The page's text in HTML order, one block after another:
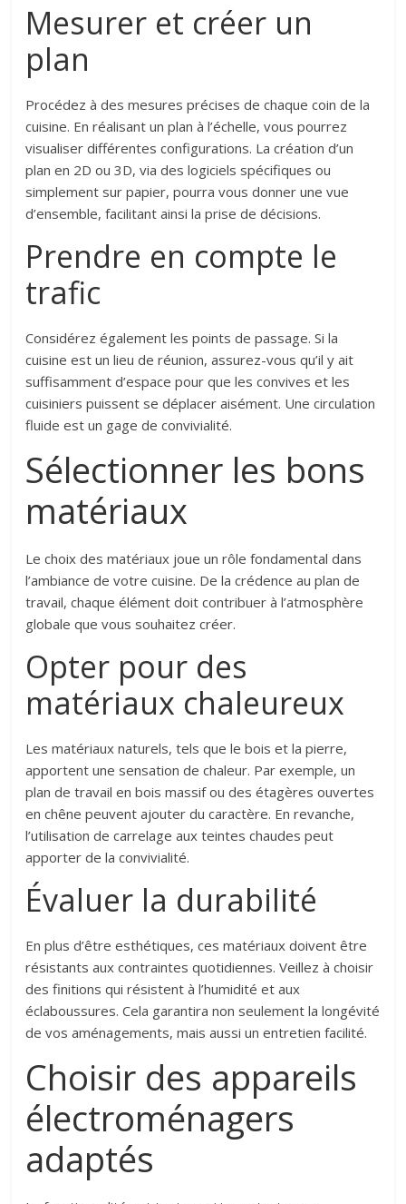
Mesurer et créer un
plan
Procédez à des mesures précises de chaque coin de la
cuisine. En réalisant un plan à l’échelle, vous pourrez
visualiser différentes configurations. La création d’un
plan en 2D ou 3D, via des logiciels spécifiques ou
simplement sur papier, pourra vous donner une vue
d’ensemble, facilitant ainsi la prise de décisions.
Prendre en compte le
trafic
Considérez également les points de passage. Si la
cuisine est un lieu de réunion, assurez-vous qu’il y ait
suffisamment d’espace pour que les convives et les
cuisiniers puissent se déplacer aisément. Une circulation
fluide est un gage de convivialité.
Sélectionner les bons
matériaux
Le choix des matériaux joue un rôle fondamental dans
l’ambiance de votre cuisine. De la crédence au plan de
travail, chaque élément doit contribuer à l’atmosphère
globale que vous souhaitez créer.
Opter pour des
matériaux chaleureux
Les matériaux naturels, tels que le bois et la pierre,
apportent une sensation de chaleur. Par exemple, un
plan de travail en bois massif ou des étagères ouvertes
en chêne peuvent ajouter du caractère. En revanche,
l’utilisation de carrelage aux teintes chaudes peut
apporter de la convivialité.
Évaluer la durabilité
En plus d’être esthétiques, ces matériaux doivent être
résistants aux contraintes quotidiennes. Veillez à choisir
des finitions qui résistent à l’humidité et aux
éclaboussures. Cela garantira non seulement la longévité
de vos aménagements, mais aussi un entretien facilité.
Choisir des appareils
électroménagers
adaptés